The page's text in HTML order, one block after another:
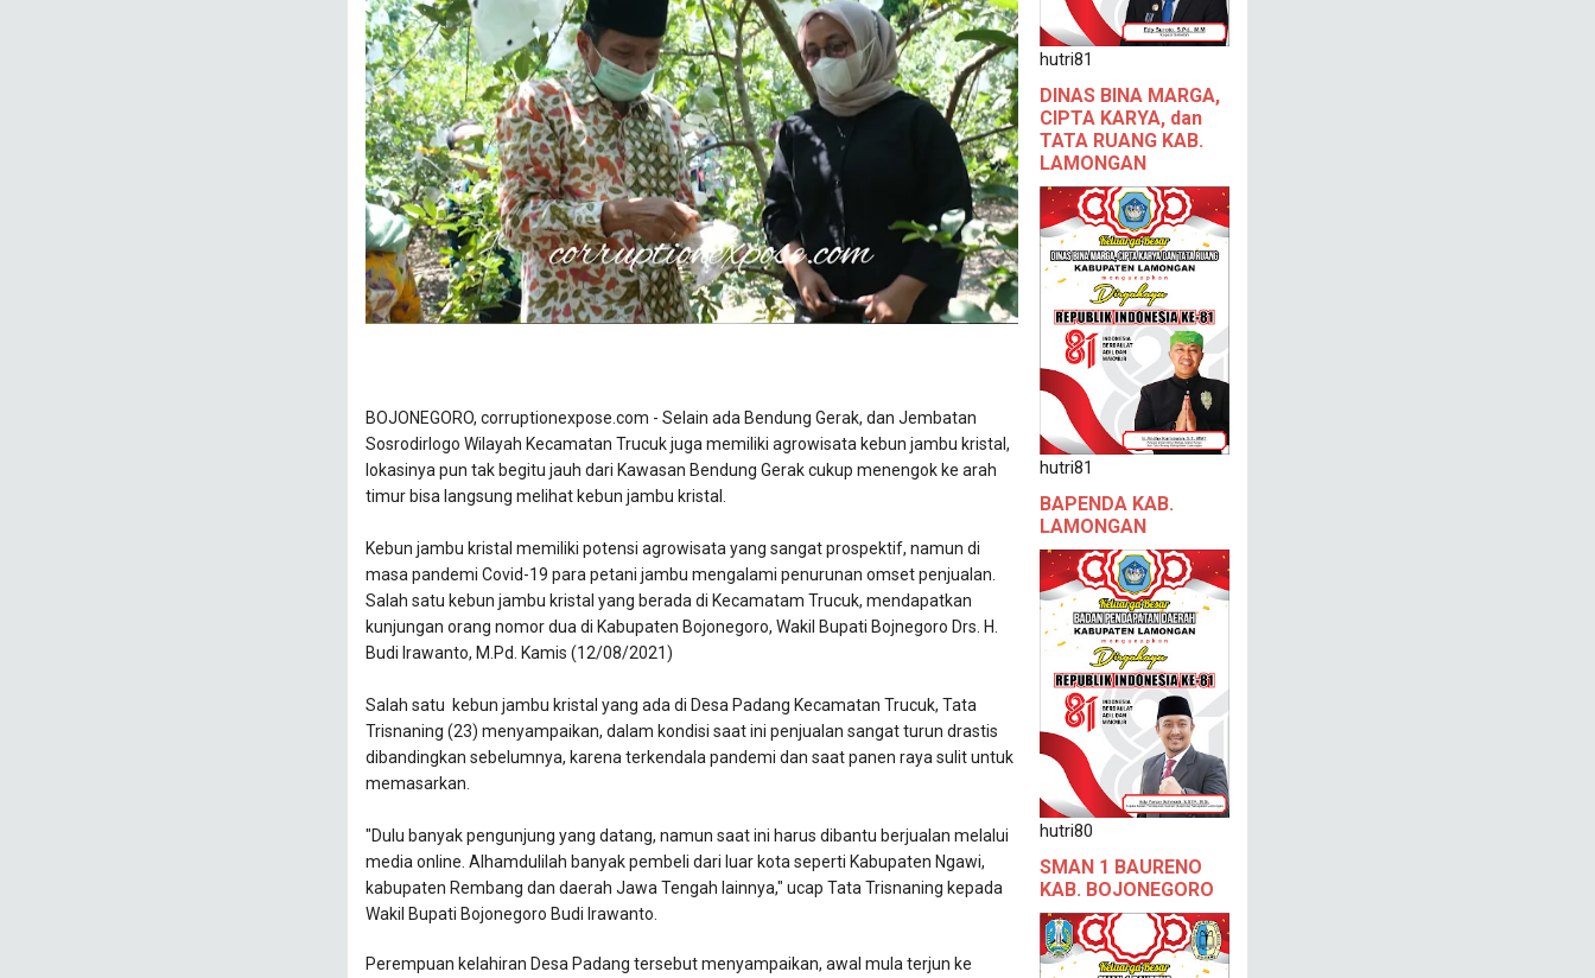
BOJONEGORO, corruptionexpose.com - Selain ada Bendung Gerak, dan Jembatan
Sosrodirlogo Wilayah Kecamatan Trucuk juga memiliki agrowisata kebun jambu kristal,
lokasinya pun tak begitu jauh dari Kawasan Bendung Gerak cukup menengok ke arah
timur bisa langsung melihat kebun jambu kristal.
Kebun jambu kristal memiliki potensi agrowisata yang sangat prospektif, namun di
masa pandemi Covid-19 para petani jambu mengalami penurunan omset penjualan.
Salah satu kebun jambu kristal yang berada di Kecamatam Trucuk, mendapatkan
kunjungan orang nomor dua di Kabupaten Bojonegoro, Wakil Bupati Bojnegoro Drs. H.
Budi Irawanto, M.Pd. Kamis (12/08/2021)
Salah satu kebun jambu kristal yang ada di Desa Padang Kecamatan Trucuk, Tata
Trisnaning (23) menyampaikan, dalam kondisi saat ini penjualan sangat turun drastis
dibandingkan sebelumnya, karena terkendala pandemi dan saat panen raya sulit untuk
memasarkan.
"Dulu banyak pengunjung yang datang, namun saat ini harus dibantu berjualan melalui
media online. Alhamdulilah banyak pembeli dari luar kota seperti Kabupaten Ngawi,
kabupaten Rembang dan daerah Jawa Tengah lainnya," ucap Tata Trisnaning kepada
Wakil Bupati Bojonegoro Budi Irawanto.
Perempuan kelahiran Desa Padang tersebut menyampaikan, awal mula terjun ke
hutri81
DINAS BINA MARGA,
CIPTA KARYA, dan
TATA RUANG KAB.
LAMONGAN
hutri81
BAPENDA KAB.
LAMONGAN
hutri80
SMAN 1 BAURENO
KAB. BOJONEGORO